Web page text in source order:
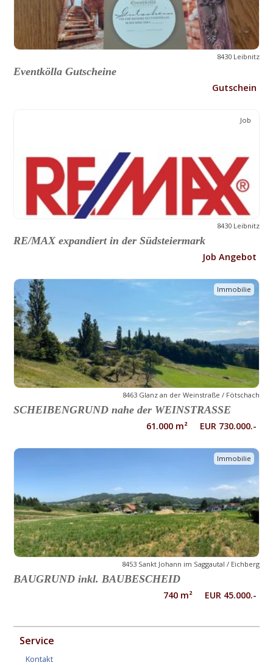
8430 Leibnitz
Eventkölla Gutscheine
Gutschein
Job
8430 Leibnitz
RE/MAX expandiert in der Südsteiermark
Job Angebot
Immobilie
8463 Glanz an der Weinstraße / Fötschach
SCHEIBENGRUND nahe der WEINSTRASSE
61.000 m² EUR 730.000.-
Immobilie
8453 Sankt Johann im Saggautal / Eichberg
BAUGRUND inkl. BAUBESCHEID
740 m² EUR 45.000.-
Service
Kontakt